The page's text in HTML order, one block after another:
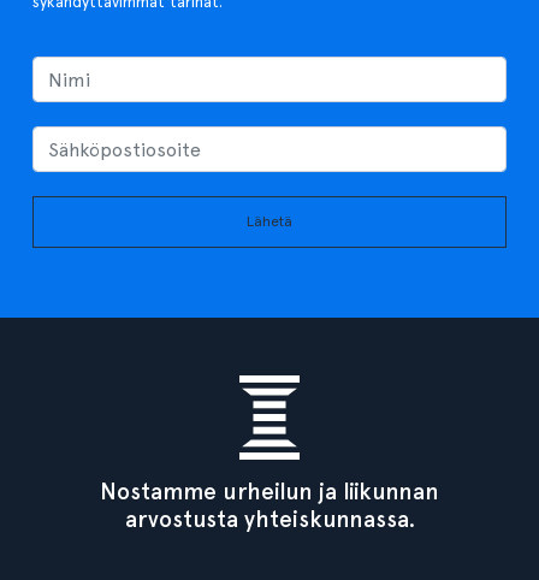
Lähetä
Nostamme urheilun ja liikunnan
arvostusta yhteiskunnassa.